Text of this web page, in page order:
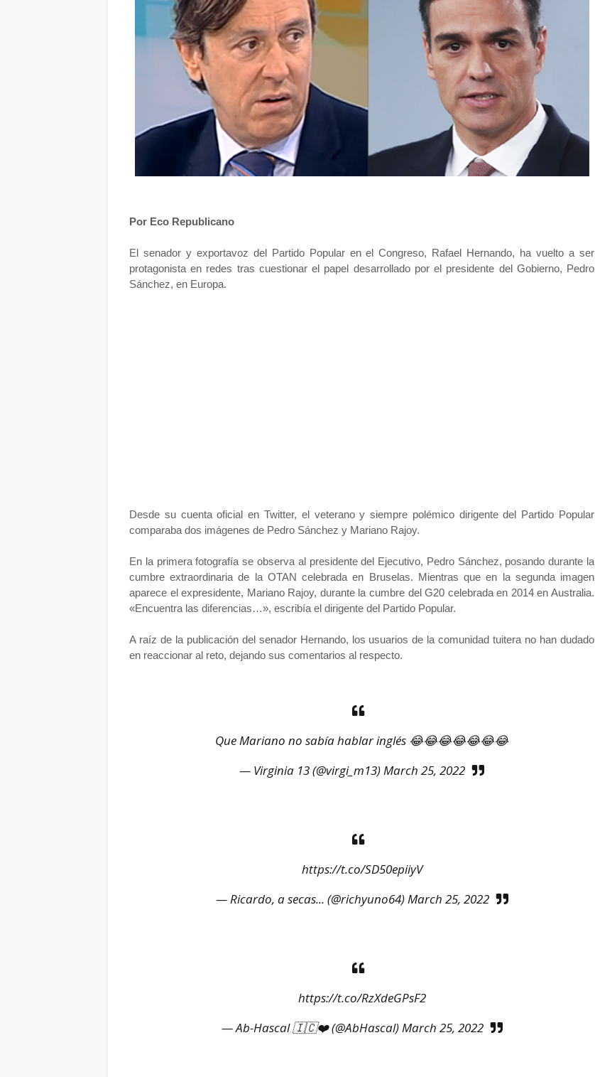
Por Eco Republicano
El senador y exportavoz del Partido Popular en el Congreso, Rafael Hernando, ha vuelto a ser
protagonista en redes tras cuestionar el papel desarrollado por el presidente del Gobierno, Pedro
Sánchez, en Europa.
Desde su cuenta oficial en Twitter, el veterano y siempre polémico dirigente del Partido Popular
comparaba dos imágenes de Pedro Sánchez y Mariano Rajoy.
En la primera fotografía se observa al presidente del Ejecutivo, Pedro Sánchez, posando durante la
cumbre extraordinaria de la OTAN celebrada en Bruselas. Mientras que en la segunda imagen
aparece el expresidente, Mariano Rajoy, durante la cumbre del G20 celebrada en 2014 en Australia.
«Encuentra las diferencias…», escribía el dirigente del Partido Popular.
A raíz de la publicación del senador Hernando, los usuarios de la comunidad tuitera no han dudado
en reaccionar al reto, dejando sus comentarios al respecto.
Que Mariano no sabía hablar inglés 😂😂😂😂😂😂😂
— Virginia 13 (@virgi_m13)March 25, 2022
https://t.co/SD50epiiyV
— Ricardo, a secas... (@richyuno64)March 25, 2022
https://t.co/RzXdeGPsF2
— Ab-Hascal 🇮🇨❤️ (@AbHascal)March 25, 2022